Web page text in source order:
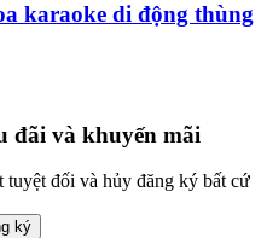
karaoke di động thùng
đãi và khuyến mãi
tuyệt đối và hủy đăng ký bất cứ
ký